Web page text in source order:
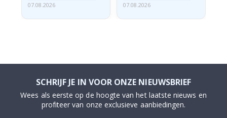
07.08.2026
07.08.2026
SCHRIJF JE IN VOOR ONZE NIEUWSBRIEF
Wees als eerste op de hoogte van het laatste nieuws en
profiteer van onze exclusieve aanbiedingen.